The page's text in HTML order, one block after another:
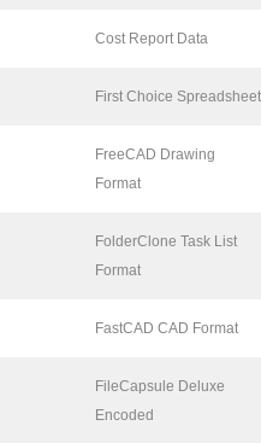
Cost Report Data
First Choice Spreadsheet
FreeCAD Drawing
Format
FolderClone Task List
Format
FastCAD CAD Format
FileCapsule Deluxe
Encoded